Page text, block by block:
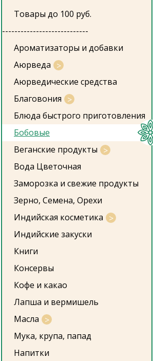
Товары до 100 руб.
----------------------------
Ароматизаторы и добавки
Аюрведа
Аюрведические средства
Благовония
Блюда быстрого приготовления
Бобовые
Веганские продукты
Вода Цветочная
Заморозка и свежие продукты
Зерно, Семена, Орехи
Индийская косметика
Индийские закуски
Книги
Консервы
Кофе и какао
Лапша и вермишель
Масла
Мука, крупа, папад
Напитки